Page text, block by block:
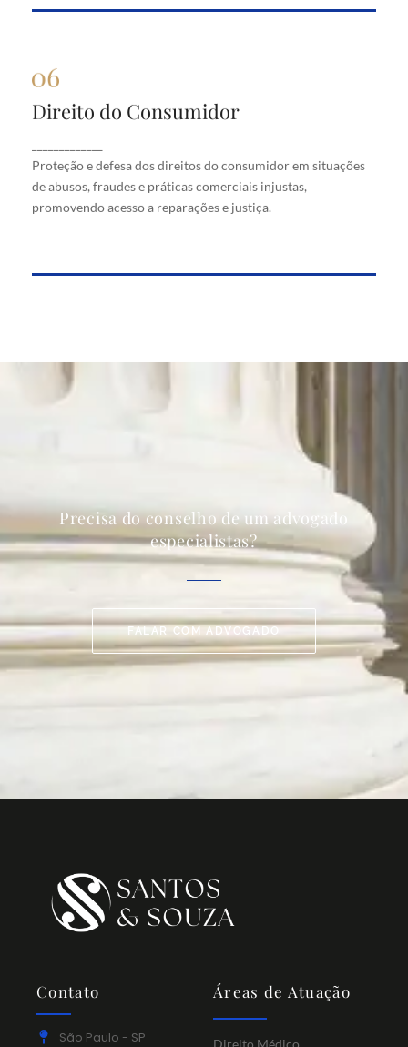
Direito do Consumidor
Proteção e defesa dos direitos do consumidor em situações
de abusos, fraudes e práticas comerciais injustas,
promovendo acesso a reparações e justiça.
Direito do Consumidor
situações de abusos, fraudes e práticas comerciais
injustas, promovendo acesso a reparações e justiça.
Precisa do conselho de um advogado
especialistas?
FALAR COM ADVOGADO
Contato
São Paulo - SP
Áreas de Atuação
Direito Médico